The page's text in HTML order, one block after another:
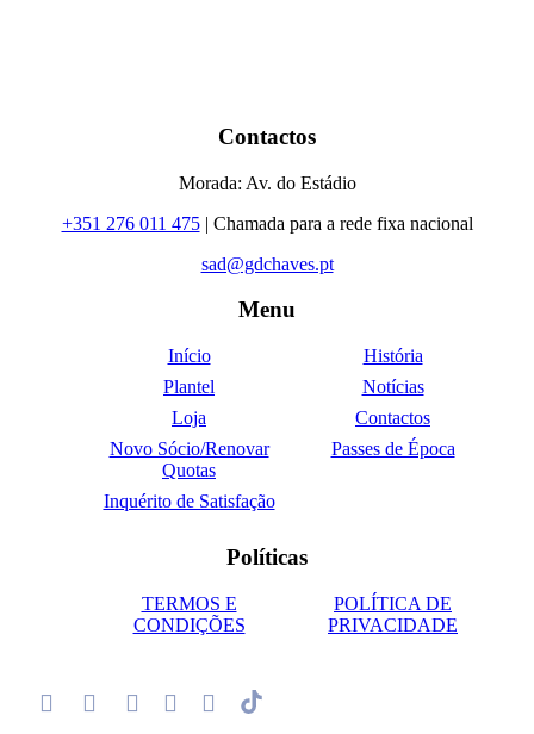
Contactos
Morada: Av. do Estádio
+351 276 011 475| Chamada para a rede fixa nacional
sad@gdchaves.pt
Menu
Início
História
Plantel
Notícias
Loja
Contactos
Novo Sócio/Renovar
Quotas
Passes de Época
Inquérito de Satisfação
Políticas
TERMOS E
CONDIÇÕES
POLÍTICA DE
PRIVACIDADE